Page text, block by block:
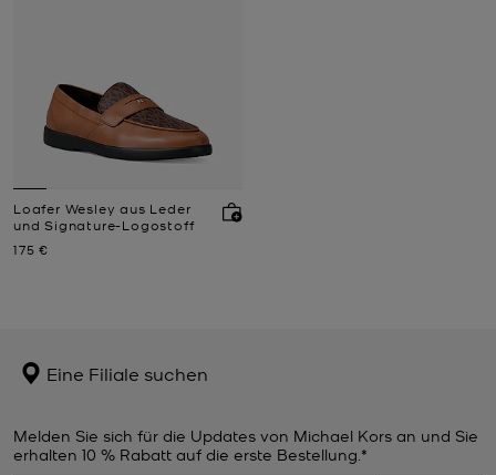
Loafer Wesley aus Leder
und Signature-Logostoff
Jetzt
175 €
Eine Filiale suchen
Melden Sie sich für die Updates von Michael Kors an und Sie
erhalten 10 % Rabatt auf die erste Bestellung.*